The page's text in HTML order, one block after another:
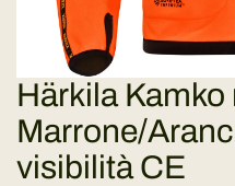
Härkila
Marrone/
visibilità CE